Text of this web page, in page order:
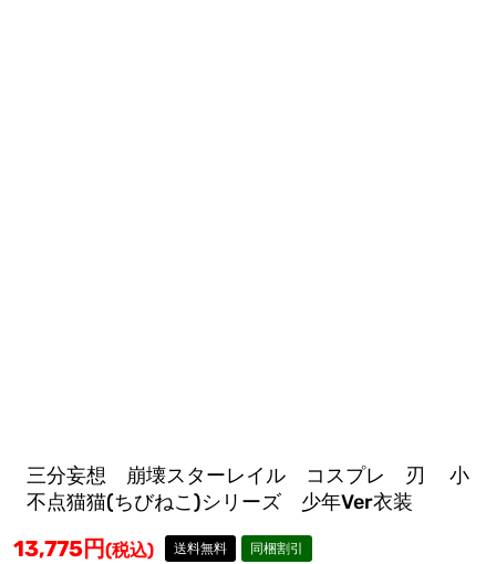
三分妄想 崩壊スターレイル コスプレ 刃 小
不点猫猫(ちびねこ)シリーズ 少年Ver衣装
13,775円(税込) 送料無料 同梱割引